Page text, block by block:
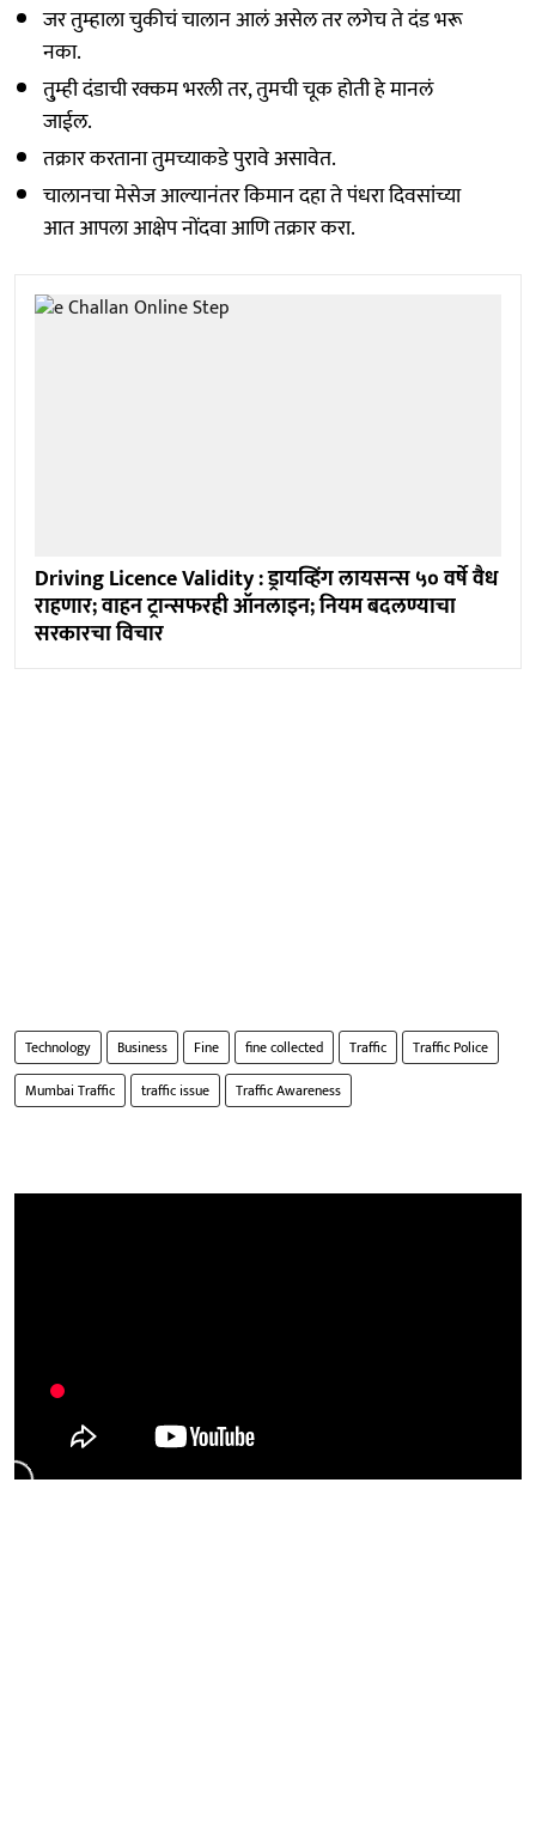
जर तुम्हाला चुकीचं चालान आलं असेल तर लगेच ते दंड भरू
नका.
तु्म्ही दंडाची रक्कम भरली तर, तुमची चूक होती हे मानलं
जाईल.
तक्रार करताना तुमच्याकडे पुरावे असावेत.
चालानचा मेसेज आल्यानंतर किमान दहा ते पंधरा दिवसांच्या
आत आपला आक्षेप नोंदवा आणि तक्रार करा.
Driving Licence Validity : ड्रायव्हिंग लायसन्स ५० वर्षे वैध
राहणार; वाहन ट्रान्सफरही ऑनलाइन; नियम बदलण्याचा
सरकारचा विचार
Technology Business Fine fine collected Traffic
Traffic Police
Mumbai Traffic
traffic issue Traffic Awareness